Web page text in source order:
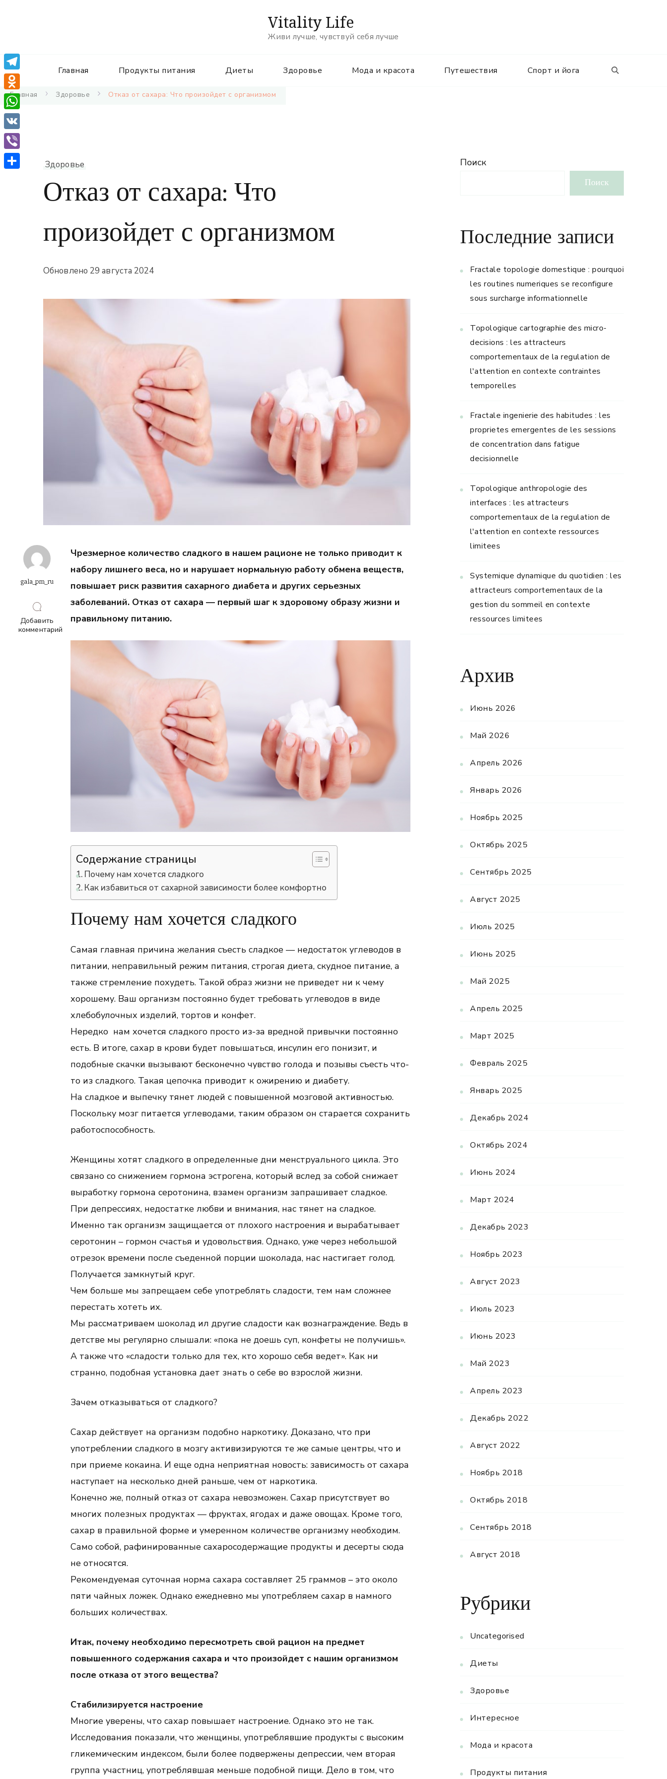
Vitality Life
Живи лучше, чувствуй себя лучше
Главная Продукты питания Диеты Здоровье Мода и красота Путешествия Спорт и йога
Главная Здоровье Отказ от сахара: Что произойдет с организмом
Здоровье
Отказ от сахара: Что
произойдет с организмом
Обновлено 29 августа 2024
gala_pm_ru
Добавить
комментарий
произойдет
Чрезмерное количество сладкого в нашем рационе не только приводит к
набору лишнего веса, но и нарушает нормальную работу обмена веществ,
повышает риск развития сахарного диабета и других серьезных
заболеваний. Отказ от сахара — первый шаг к здоровому образу жизни и
правильному питанию.
Содержание страницы
Почему нам хочется сладкого
Как избавиться от сахарной зависимости более комфортно
Почему нам хочется сладкого
Самая главная причина желания съесть сладкое — недостаток углеводов в
питании, неправильный режим питания, строгая диета, скудное питание, а
также стремление похудеть. Такой образ жизни не приведет ни к чему
хорошему. Ваш организм постоянно будет требовать углеводов в виде
хлебобулочных изделий, тортов и конфет.
Нередко нам хочется сладкого просто из-за вредной привычки постоянно
есть. В итоге, сахар в крови будет повышаться, инсулин его понизит, и
подобные скачки вызывают бесконечно чувство голода и позывы съесть что-
то из сладкого. Такая цепочка приводит к ожирению и диабету.
На сладкое и выпечку тянет людей с повышенной мозговой активностью.
Поскольку мозг питается углеводами, таким образом он старается сохранить
работоспособность.
Женщины хотят сладкого в определенные дни менструального цикла. Это
связано со снижением гормона эстрогена, который вслед за собой снижает
выработку гормона серотонина, взамен организм запрашивает сладкое.
При депрессиях, недостатке любви и внимания, нас тянет на сладкое.
Именно так организм защищается от плохого настроения и вырабатывает
серотонин – гормон счастья и удовольствия. Однако, уже через небольшой
отрезок времени после съеденной порции шоколада, нас настигает голод.
Получается замкнутый круг.
Чем больше мы запрещаем себе употреблять сладости, тем нам сложнее
перестать хотеть их.
Мы рассматриваем шоколад ил другие сладости как вознаграждение. Ведь в
детстве мы регулярно слышали: «пока не доешь суп, конфеты не получишь».
А также что «сладости только для тех, кто хорошо себя ведет». Как ни
странно, подобная установка дает знать о себе во взрослой жизни.
Зачем отказываться от сладкого?
Сахар действует на организм подобно наркотику. Доказано, что при
употреблении сладкого в мозгу активизируются те же самые центры, что и
при приеме кокаина. И еще одна неприятная новость: зависимость от сахара
наступает на несколько дней раньше, чем от наркотика.
Конечно же, полный отказ от сахара невозможен. Сахар присутствует во
многих полезных продуктах — фруктах, ягодах и даже овощах. Кроме того,
сахар в правильной форме и умеренном количестве организму необходим.
Само собой, рафинированные сахаросодержащие продукты и десерты сюда
не относятся.
Рекомендуемая суточная норма сахара составляет 25 граммов – это около
пяти чайных ложек. Однако ежедневно мы употребляем сахар в намного
больших количествах.
Итак, почему необходимо пересмотреть свой рацион на предмет
повышенного содержания сахара и что произойдет с нашим организмом
после отказа от этого вещества?
Стабилизируется настроение
Многие уверены, что сахар повышает настроение. Однако это не так.
Исследования показали, что женщины, употреблявшие продукты с высоким
гликемическим индексом, были более подвержены депрессии, чем вторая
группа участниц, употреблявшая меньше подобной пищи. Дело в том, что
Поиск
Поиск
Последние записи
Fractale topologie domestique : pourquoi
les routines numeriques se reconfigure
sous surcharge informationnelle
Topologique cartographie des micro-
decisions : les attracteurs
comportementaux de la regulation de
l'attention en contexte contraintes
temporelles
Fractale ingenierie des habitudes : les
proprietes emergentes de les sessions
de concentration dans fatigue
decisionnelle
Topologique anthropologie des
interfaces : les attracteurs
comportementaux de la regulation de
l'attention en contexte ressources
limitees
Systemique dynamique du quotidien : les
attracteurs comportementaux de la
gestion du sommeil en contexte
ressources limitees
Архив
Июнь 2026
Май 2026
Апрель 2026
Январь 2026
Ноябрь 2025
Октябрь 2025
Сентябрь 2025
Август 2025
Июль 2025
Июнь 2025
Май 2025
Апрель 2025
Март 2025
Февраль 2025
Январь 2025
Декабрь 2024
Октябрь 2024
Июнь 2024
Март 2024
Декабрь 2023
Ноябрь 2023
Август 2023
Июль 2023
Июнь 2023
Май 2023
Апрель 2023
Декабрь 2022
Август 2022
Ноябрь 2018
Октябрь 2018
Сентябрь 2018
Август 2018
Рубрики
Uncategorised
Диеты
Здоровье
Интересное
Мода и красота
Продукты питания
Telegram
Odnoklassniki
WhatsApp
VK
Viber